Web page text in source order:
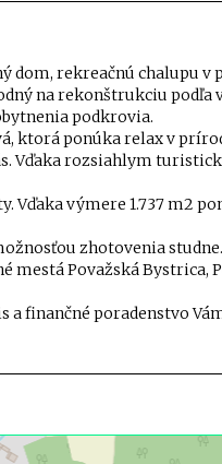
dom, rekreačnú chalupu v
na rekonštrukciu podľa
podkrovia.
ktorá ponúka relax v
Vďaka rozsiahlym
Vďaka výmere 1.737 m2
zhotovenia
mestá Považská Bystrica,
finančné poradenstvo